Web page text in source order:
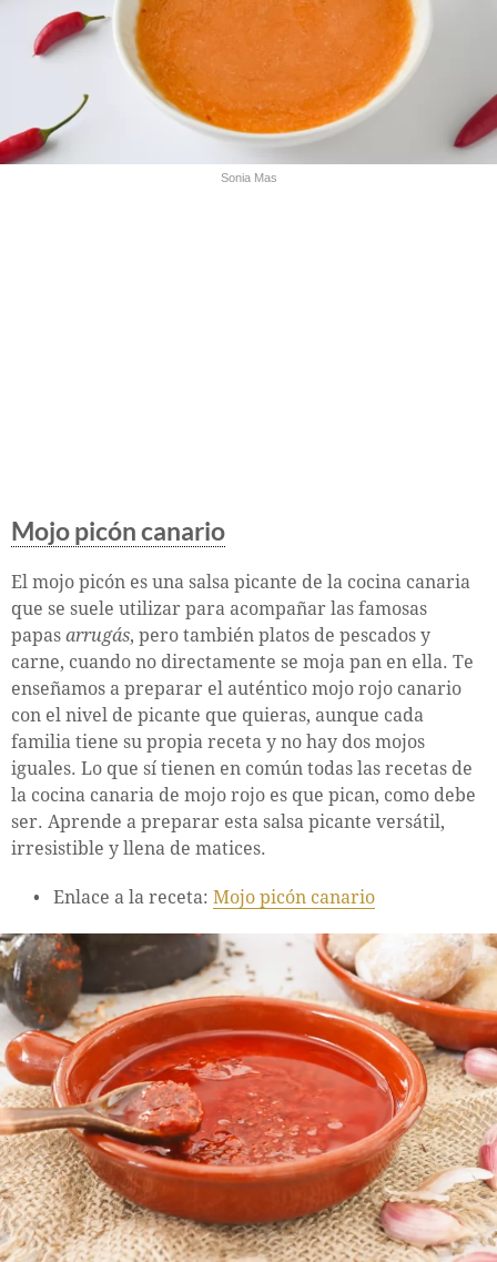
Sonia Mas
Mojo picón canario
El mojo picón es una salsa picante de la cocina canaria
que se suele utilizar para acompañar las famosas
papas arrugás, pero también platos de pescados y
carne, cuando no directamente se moja pan en ella. Te
enseñamos a preparar el auténtico mojo rojo canario
con el nivel de picante que quieras, aunque cada
familia tiene su propia receta y no hay dos mojos
iguales. Lo que sí tienen en común todas las recetas de
la cocina canaria de mojo rojo es que pican, como debe
ser. Aprende a preparar esta salsa picante versátil,
irresistible y llena de matices.
Enlace a la receta: Mojo picón canario